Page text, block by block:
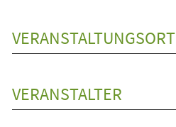
VERANSTALTUNGSORT
VERANSTALTER